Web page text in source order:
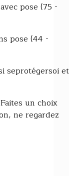
pose (75 -
pose (44 -
seprotégersoi et
un choix
ne regardez